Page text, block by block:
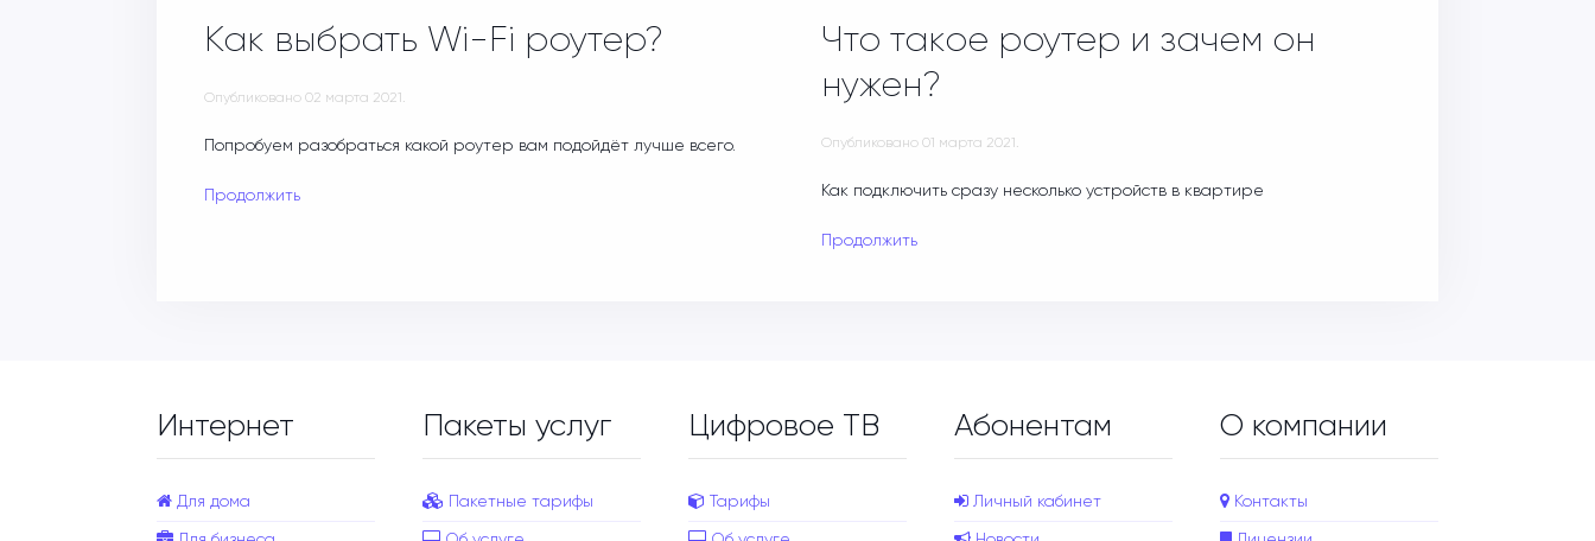
Как выбрать Wi-Fi роутер?
Опубликовано 02 марта 2021 .
Попробуем разобраться какой роутер вам подойдёт лучше всего.
Продолжить
Что такое роутер и зачем он
нужен?
Опубликовано 01 марта 2021 .
Как подключить сразу несколько устройств в квартире
Продолжить
Интернет
Для дома
Пакеты услуг
Пакетные тарифы
Цифровое ТВ
Тарифы
Абонентам
Личный кабинет
О компании
Контакты